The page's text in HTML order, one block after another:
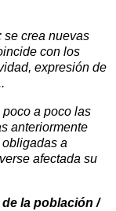
se crea nuevas
con los
expresión de
poco a poco las
anteriormente
a
afectada su
la población /